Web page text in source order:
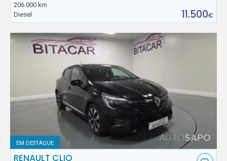
206.000 km
Diesel
11.500€
EM DESTAQUE
RENAULT CLIO